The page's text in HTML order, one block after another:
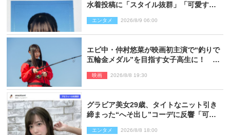
水着投稿に「スタイル抜群」「可愛すぎ
エンタメ 2026/8/9 06:00
エビ中・仲村悠菜が映画初主演で“釣りで
五輪金メダル”を目指す女子高生に！ 映
映画 2026/8/8 19:30
グラビア美女29歳、タイトなニット引き
締まった“へそ出し”コーデに反響「可愛
エンタメ 2026/8/8 18:00